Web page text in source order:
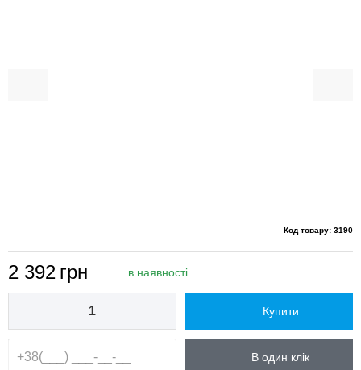
Код товару: 3190
2 392 грн в наявності
Купити
В один клік